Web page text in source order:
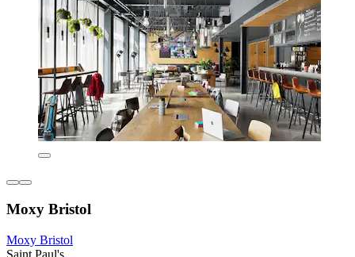
Moxy Bristol
Moxy Bristol
Saint Paul's